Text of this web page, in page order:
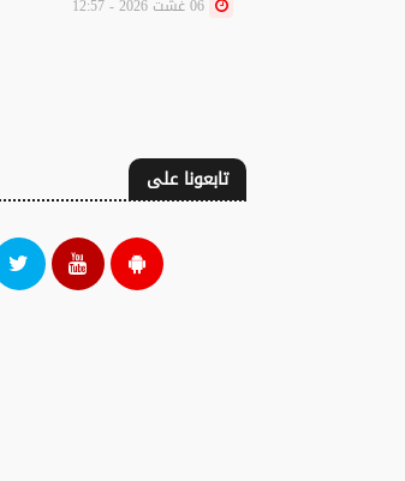
تابعونا على